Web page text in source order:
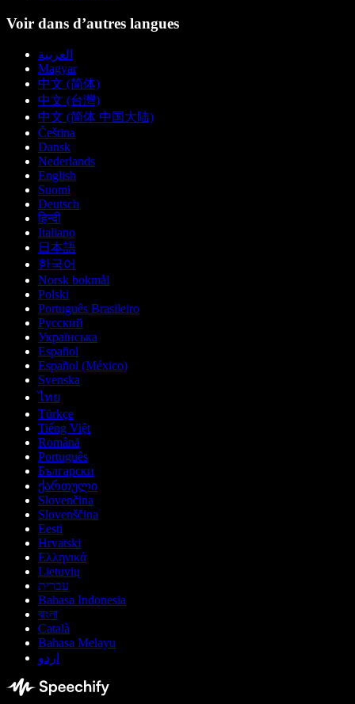
Voir dans d’autres langues
العربية
Magyar
中文 (简体)
中文 (台灣)
中文 (简体 中国大陆)
Čeština
Dansk
Nederlands
English
Suomi
Deutsch
हिन्दी
Italiano
日本語
한국어
Norsk bokmål
Polski
Português Brasileiro
Русский
Українська
Español
Español (México)
Svenska
ไทย
Türkçe
Tiếng Việt
Română
Português
Български
ქართული
Slovenčina
Slovenščina
Eesti
Hrvatski
Ελληνικά
Lietuvių
עברית
Bahasa Indonesia
বাংলা
Català
Bahasa Melayu
اردو